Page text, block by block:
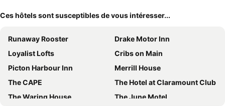
Ces hôtels sont susceptibles de vous intéresser...
Runaway Rooster
Drake Motor Inn
Loyalist Lofts
Cribs on Main
Picton Harbour Inn
Merrill House
The CAPE
The Hotel at Claramount Club
The Waring House
The June Motel